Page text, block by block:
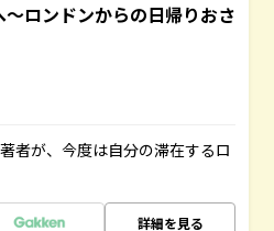
ロンドンからの日帰りおさ
者が、今度は自分の滞在するロ
詳細を見る